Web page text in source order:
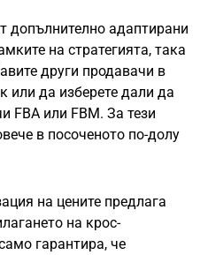
допълнително адаптирани
на стратегията, така
други продавачи в
или да изберете дали да
FBA или FBM. За тези
в посоченото по-долу
на цените предлага
на крос-
гарантира, че